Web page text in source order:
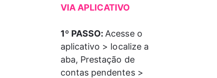
VIA APLICATIVO
1º PASSO: Acesse o
aplicativo > localize a
aba, Prestação de
contas pendentes >